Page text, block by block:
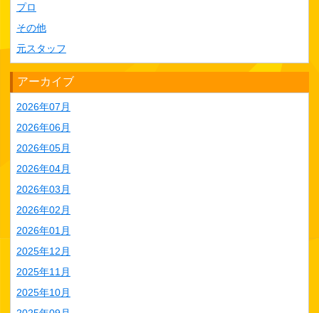
プロ
その他
元スタッフ
アーカイブ
2026年07月
2026年06月
2026年05月
2026年04月
2026年03月
2026年02月
2026年01月
2025年12月
2025年11月
2025年10月